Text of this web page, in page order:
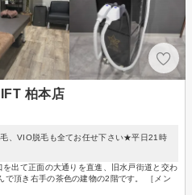
柏本店
毛、VIO脱毛も全てお任せ下さい★平日21時
出て正面の大通りを直進、旧水戸街道と交わ
で頂き右手の茶色の建物の2階です。 ［メン